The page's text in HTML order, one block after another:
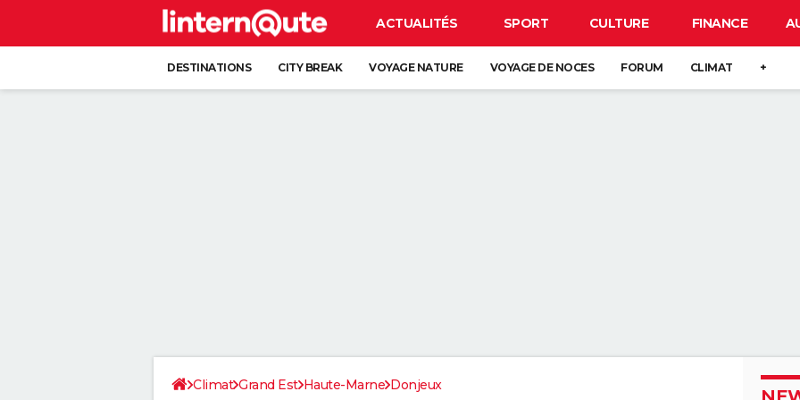
ACTUALITÉS SPORT CULTURE FINANCE
DESTINATIONS CITY BREAK VOYAGE NATURE VOYAGE DE NOCES FORUM CLIMAT +
Climat Grand Est Haute-Marne Donjeux